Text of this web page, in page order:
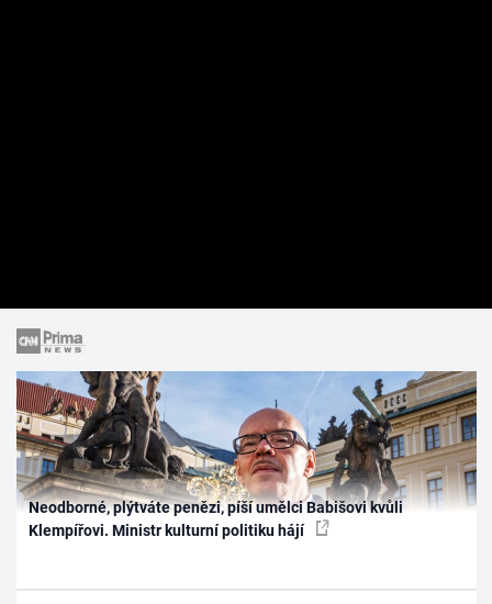
Neodborné, plýtváte penězi, píší umělci Babišovi kvůli
Klempířovi. Ministr kulturní politiku hájí